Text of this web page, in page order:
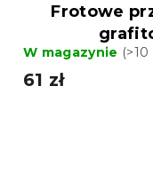
Frotowe
W magazynie
61 zł